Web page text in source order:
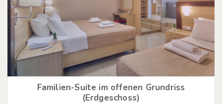
Familien-Suite im offenen Grundriss
(Erdgeschoss)